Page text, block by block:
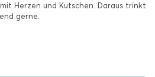
Herzen und Kutschen. Daraus trinkt
gerne.